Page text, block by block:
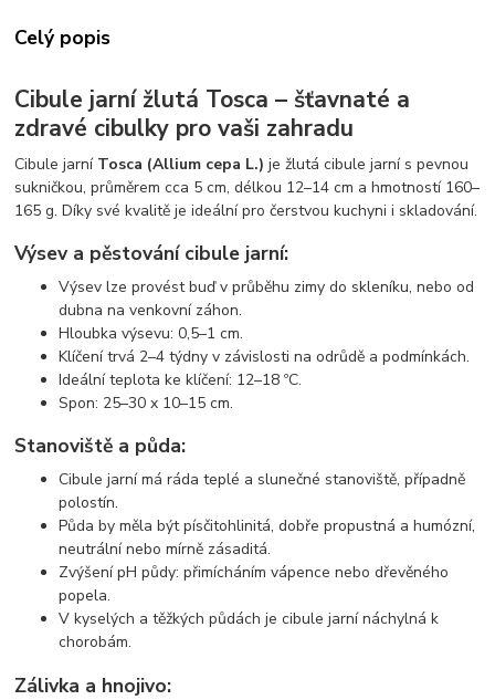
Celý popis
Cibule jarní žlutá Tosca – šťavnaté a
zdravé cibulky pro vaši zahradu
Cibule jarní Tosca (Allium cepa L.) je žlutá cibule jarní s pevnou
sukničkou, průměrem cca 5 cm, délkou 12–14 cm a hmotností 160–
165 g. Díky své kvalitě je ideální pro čerstvou kuchyni i skladování.
Výsev a pěstování cibule jarní:
Výsev lze provést buď v průběhu zimy do skleníku, nebo od
dubna na venkovní záhon.
Hloubka výsevu: 0,5–1 cm.
Klíčení trvá 2–4 týdny v závislosti na odrůdě a podmínkách.
Ideální teplota ke klíčení: 12–18 ºC.
Spon: 25–30 x 10–15 cm.
Stanoviště a půda:
Cibule jarní má ráda teplé a slunečné stanoviště, případně
polostín.
Půda by měla být písčitohlinitá, dobře propustná a humózní,
neutrální nebo mírně zásaditá.
Zvýšení pH půdy: přimícháním vápence nebo dřevěného
popela.
V kyselých a těžkých půdách je cibule jarní náchylná k
chorobám.
Zálivka a hnojivo: